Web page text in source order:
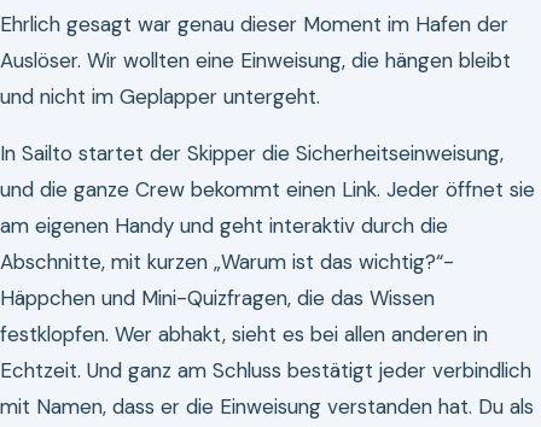
Ehrlich gesagt war genau dieser Moment im Hafen der
Auslöser. Wir wollten eine Einweisung, die hängen bleibt
und nicht im Geplapper untergeht.
In Sailto startet der Skipper die Sicherheitseinweisung,
und die ganze Crew bekommt einen Link. Jeder öffnet sie
am eigenen Handy und geht interaktiv durch die
Abschnitte, mit kurzen „Warum ist das wichtig?“-
Häppchen und Mini-Quizfragen, die das Wissen
festklopfen. Wer abhakt, sieht es bei allen anderen in
Echtzeit. Und ganz am Schluss bestätigt jeder verbindlich
mit Namen, dass er die Einweisung verstanden hat. Du als